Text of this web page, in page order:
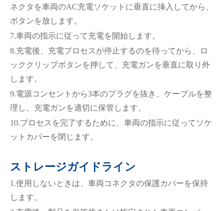
ネクタを車両のAC充電ソケットに垂直に挿入してから、
ボタンを放します。
7.車両の指示に従って充電を開始します。
8.充電後、充電プロセスが停止するのを待ってから、ロ
ッククリップボタンを押して、充電ガンを垂直に取り外
します。
9.電源コンセントから3本のプラグを抜き、ケーブルを整
理し、充電ガンを適切に保管します。
10.プロセスを完了するために、車両の指示に従ってソケ
ットカバーを閉じます。
ストレージガイドライン
1.使用しないときは、車両コネクタの保護カバーを保持
します。
在线咨询